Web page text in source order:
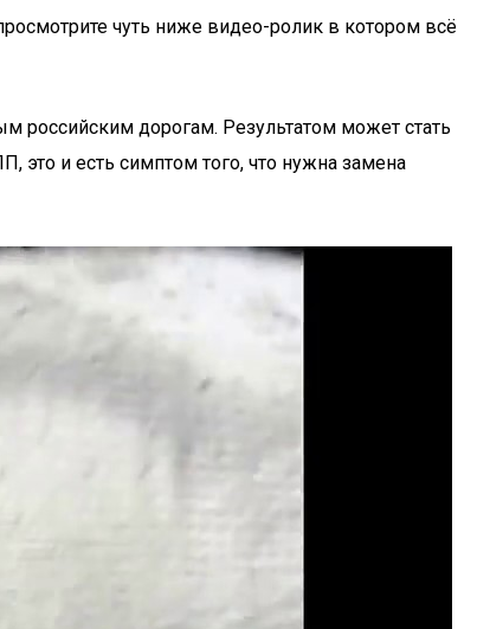
чуть ниже видео-ролик в котором всё
российским дорогам. Результатом может стать
это и есть симптом того, что нужна замена